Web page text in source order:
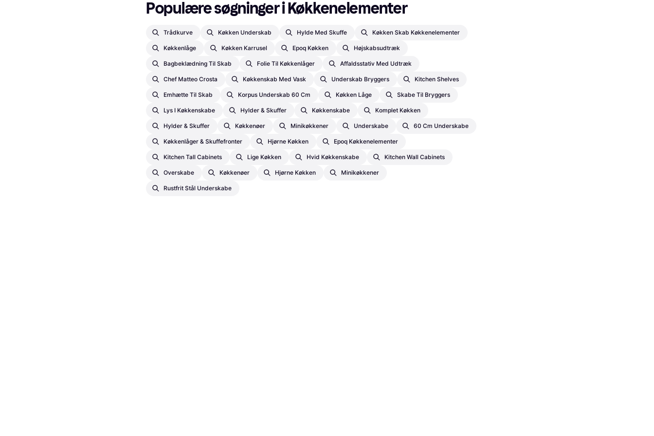
Populære søgninger i Køkkenelementer
Trådkurve Køkken Underskab Hylde Med Skuffe Køkken Skab Køkkenelementer
Køkkenlåge Køkken Karrusel Epoq Køkken Højskabsudtræk
Bagbeklædning Til Skab Folie Til Køkkenlåger Affaldsstativ Med Udtræk
Chef Matteo Crosta Køkkenskab Med Vask Underskab Bryggers Kitchen Shelves
Emhætte Til Skab Korpus Underskab 60 Cm Køkken Låge Skabe Til Bryggers
Lys I Køkkenskabe Hylder & Skuffer Køkkenskabe Komplet Køkken
Hylder & Skuffer Køkkenøer Minikøkkener Underskabe 60 Cm Underskabe
Køkkenlåger & Skuffefronter Hjørne Køkken Epoq Køkkenelementer
Kitchen Tall Cabinets Lige Køkken Hvid Køkkenskabe Kitchen Wall Cabinets
Overskabe Køkkenøer Hjørne Køkken Minikøkkener
Rustfrit Stål Underskabe